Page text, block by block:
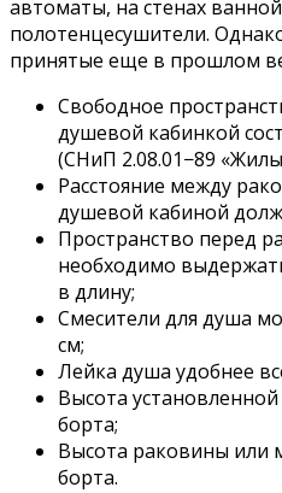
автоматы, на стенах
полотенцесушители.
принятые еще в прошлом
Свободное
душевой кабинкой
(СНиП 2.08.01−89
Расстояние между
душевой кабиной
Пространство перед
необходимо
в длину;
Смесители для душа
см;
Лейка душа удобнее
Высота
борта;
Высота раковины или
борта.